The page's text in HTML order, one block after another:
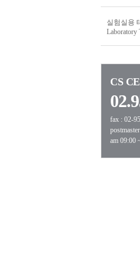
실험실용
Laboratory
CS
fax : 02-
am 09:00